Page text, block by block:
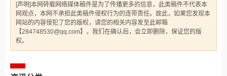
[声明]本网转载网络媒体稿件是为了传播更多的信息，此类稿件不代表本
网观点，本网不承担此类稿件侵权行为的连带责任。故此，如果您发现本
网站的内容侵犯了您的版权，请您的相关内容发至此邮箱
【284748530@qq.com】，我们在确认后，会立即删除，保证您的版
权。